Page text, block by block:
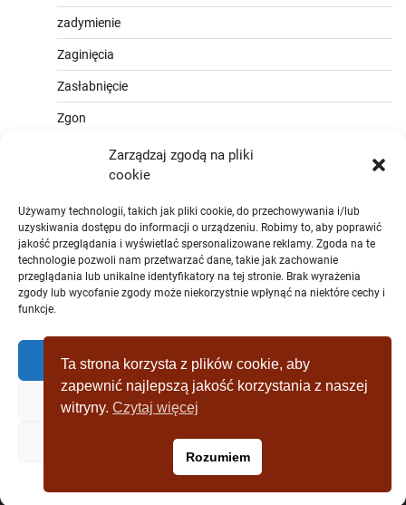
Zarządzaj zgodą na pliki
cookie
Używamy technologii, takich jak pliki cookie, do przechowywania i/lub
uzyskiwania dostępu do informacji o urządzeniu. Robimy to, aby poprawić
jakość przeglądania i wyświetlać spersonalizowane reklamy. Zgoda na te
technologie pozwoli nam przetwarzać dane, takie jak zachowanie
przeglądania lub unikalne identyfikatory na tej stronie. Brak wyrażenia
zgody lub wycofanie zgody może niekorzystnie wpłynąć na niektóre cechy i
funkcje.
Zaakceptować
Zaprzeczyć
Zobacz preferencje
zadymienie
Zaginięcia
Zasłabnięcie
Zgon
Copyright © [2019 - 2025] wagrowiec-
wydarzeniazostatniejchwili.pl Theme: Full News By
Ta strona korzysta z plików cookie, aby
zapewnić najlepszą jakość korzystania z naszej
witryny.Czytaj więcej
Rozumiem